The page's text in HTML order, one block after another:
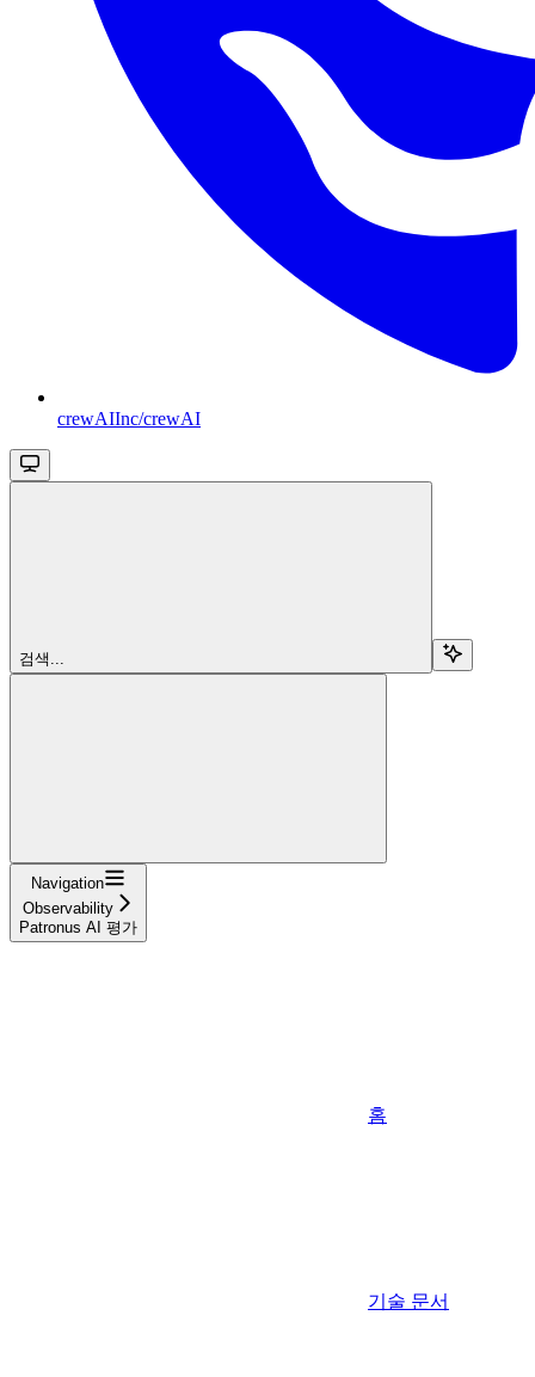
crewAIInc/crewAI
검색...
Navigation
Observability
Patronus AI 평가
홈
기술 문서